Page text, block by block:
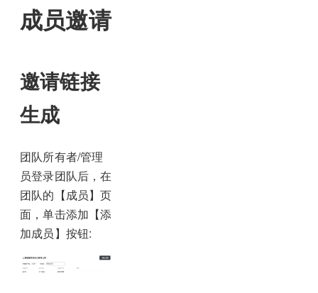
成员邀请
邀请链接
生成
团队所有者/管理
员登录团队后，在
团队的【成员】页
面，单击添加【添
加成员】按钮: